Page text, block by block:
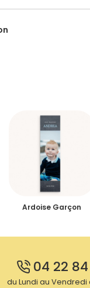
Ardoise Garçon
04 22
du Lundi au Vendredi